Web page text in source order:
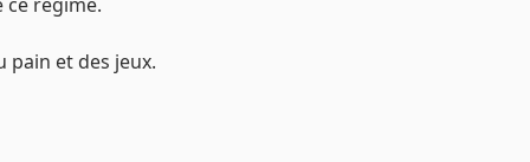
pain et des jeux.